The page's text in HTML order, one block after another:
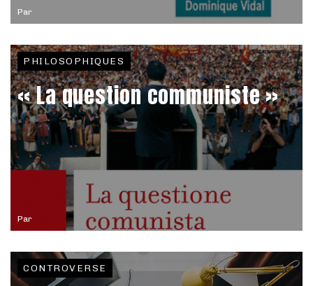
Par
Par
PHILOSOPHIQUES
« La question communiste »
CONTROVERSE